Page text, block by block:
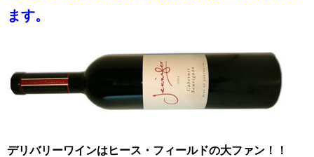
ます。
デリバリーワインはヒース・フィールドの大ファン！！